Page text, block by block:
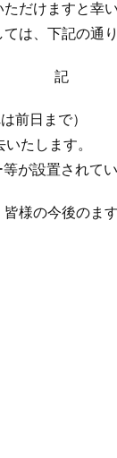
だけますと幸い
は、下記の通
記
前日まで）
たします。
が設置されて
様の今後のま